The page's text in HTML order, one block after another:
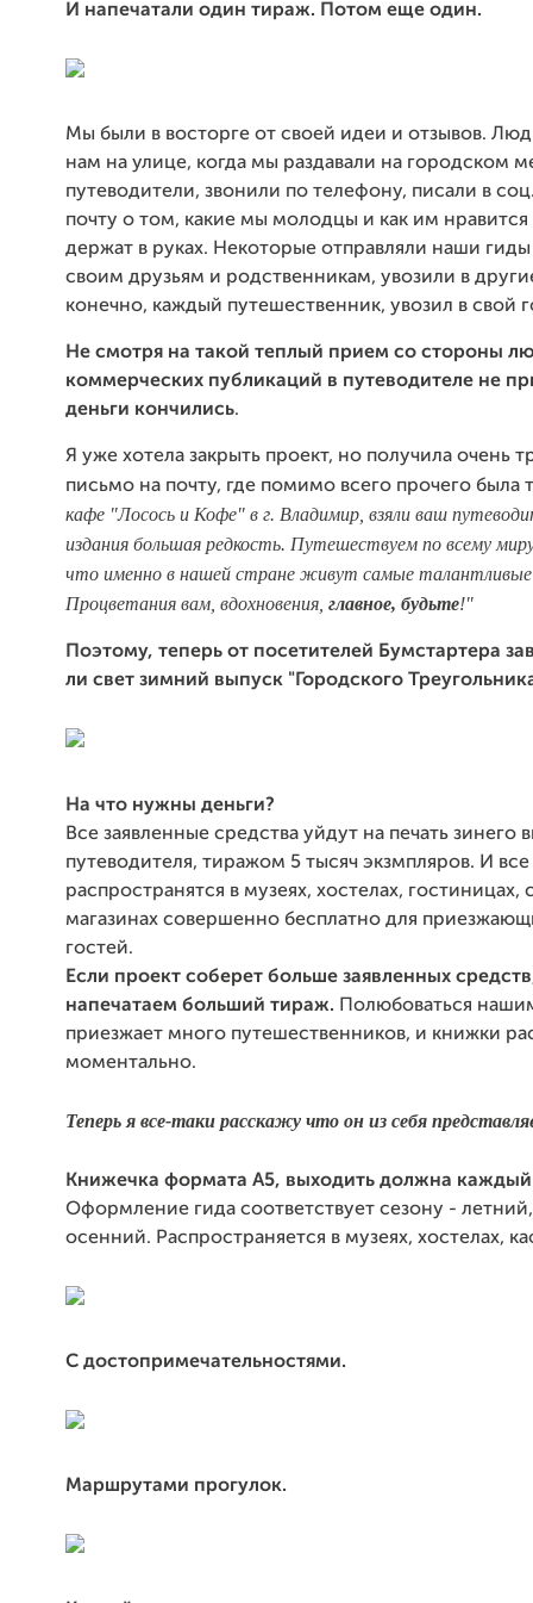
И напечатали один тираж. Потом еще один.
Мы были в восторге от своей идеи и отзывов.
нам на улице, когда мы раздавали на городском
путеводители, звонили по телефону, писали в
почту о том, какие мы молодцы и как им нравится
держат в руках. Некоторые отправляли наши гиды
своим друзьям и родственникам, увозили в
конечно, каждый путешественник, увозил в свой
Не смотря на такой теплый прием со стороны
коммерческих публикаций в путеводителе не
деньги кончились.
Я уже хотела закрыть проект, но получила очень
письмо на почту, где помимо всего прочего была
кафе "Лосось и Кофе" в г. Владимир, взяли ваш
издания большая редкость. Путешествуем по всему
что именно в нашей стране живут самые
Процветания вам, вдохновения, главное, будьте!"
Поэтому, теперь от посетителей Бумстартера
ли свет зимний выпуск "Городского
На что нужны деньги?
Все заявленные средства уйдут на печать зинего
путеводителя, тиражом 5 тысяч экзмпляров. И
распространятся в музеях, хостелах, гостиницах,
магазинах совершенно бесплатно для
гостей.
Если проект соберет больше заявленных средств
напечатаем больший тираж.
Полюбоваться
приезжает много путешественников, и книжки
моментально.
Теперь я все-таки расскажу что он из себя
Книжечка формата А5, выходить должна каждый
Оформление гида соответствует сезону -
осенний. Распространяется в музеях, хостелах,
С достопримечательностями.
Маршрутами прогулок.